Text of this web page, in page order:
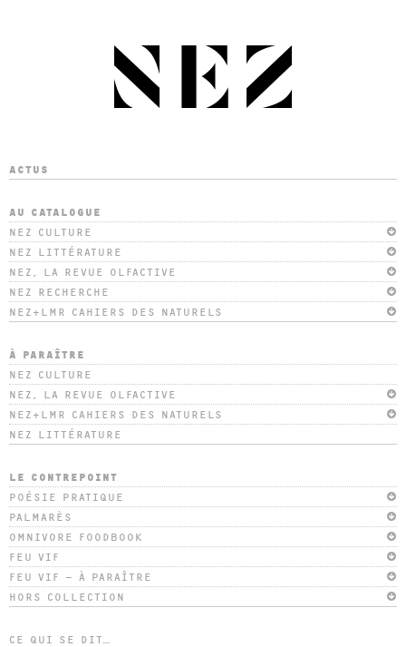
ACTUS
AU CATALOGUE
NEZ CULTURE
NEZ LITTÉRATURE
NEZ, LA REVUE OLFACTIVE
NEZ RECHERCHE
NEZ+LMR CAHIERS DES NATURELS
À PARAÎTRE
NEZ CULTURE
NEZ, LA REVUE OLFACTIVE
NEZ+LMR CAHIERS DES NATURELS
NEZ LITTÉRATURE
LE CONTREPOINT
POÉSIE PRATIQUE
PALMARÈS
OMNIVORE FOODBOOK
FEU VIF
FEU VIF – À PARAÎTRE
HORS COLLECTION
CE QUI SE DIT…